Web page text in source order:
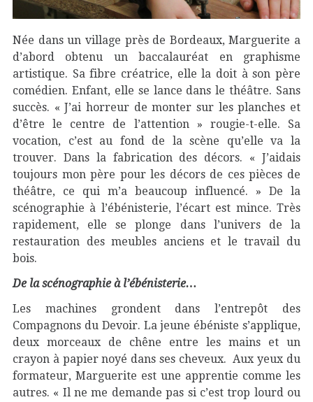
Née dans un village près de Bordeaux, Marguerite a
d’abord obtenu un baccalauréat en graphisme
artistique. Sa fibre créatrice, elle la doit à son père
comédien. Enfant, elle se lance dans le théâtre. Sans
succès. « J’ai horreur de monter sur les planches et
d’être le centre de l’attention » rougie-t-elle. Sa
vocation, c’est au fond de la scène qu’elle va la
trouver. Dans la fabrication des décors. « J’aidais
toujours mon père pour les décors de ces pièces de
théâtre, ce qui m’a beaucoup influencé. » De la
scénographie à l’ébénisterie, l’écart est mince. Très
rapidement, elle se plonge dans l’univers de la
restauration des meubles anciens et le travail du
bois.
De la scénographie à l’ébénisterie…
Les machines grondent dans l’entrepôt des
Compagnons du Devoir. La jeune ébéniste s’applique,
deux morceaux de chêne entre les mains et un
crayon à papier noyé dans ses cheveux. Aux yeux du
formateur, Marguerite est une apprentie comme les
autres. « Il ne me demande pas si c’est trop lourd ou